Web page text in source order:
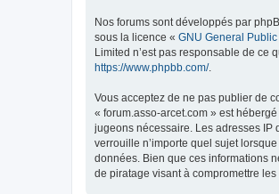
Nos forums sont développés par
sous la licence « GNU General
Limited n’est pas responsable de ce
https://www.phpbb.com/.
Vous acceptez de ne pas publier de
« forum.asso-arcet.com » est
jugeons nécessaire. Les adresses IP
verrouille n’importe quel sujet
données. Bien que ces informations
de piratage visant à compromettre les